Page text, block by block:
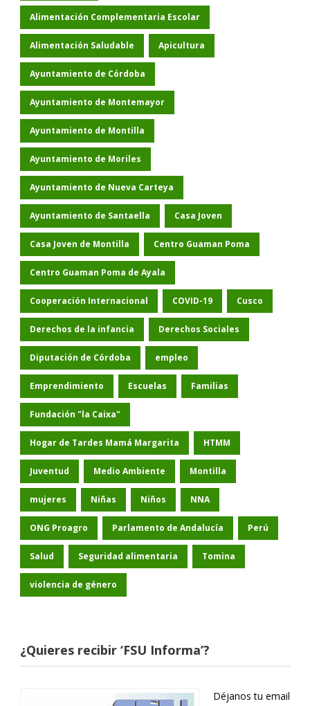
Alimentación Complementaria Escolar
Alimentación Saludable Apicultura
Ayuntamiento de Córdoba
Ayuntamiento de Montemayor
Ayuntamiento de Montilla
Ayuntamiento de Moriles
Ayuntamiento de Nueva Carteya
Ayuntamiento de Santaella Casa Joven
Casa Joven de Montilla Centro Guaman Poma
Centro Guaman Poma de Ayala
Cooperación Internacional COVID-19 Cusco
Derechos de la infancia Derechos Sociales
Diputación de Córdoba empleo
Emprendimiento Escuelas Familias
Fundación "la Caixa"
Hogar de Tardes Mamá Margarita HTMM
Juventud Medio Ambiente Montilla
mujeres Niñas Niños NNA
ONG Proagro Parlamento de Andalucía Perú
Salud Seguridad alimentaria Tomina
violencia de género
¿Quieres recibir ‘FSU Informa’?
Déjanos tu email